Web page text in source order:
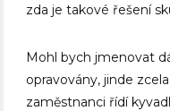
zda je takové řešení
Mohl bych jmenovat
opravovány, jinde
zaměstnanci řídí